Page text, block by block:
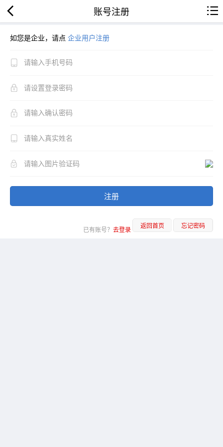
账号注册
如您是企业，请点 企业用户注册
注册
已有账号？ 去登录 返回首页 忘记密码